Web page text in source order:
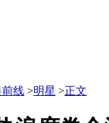
线 >明星 >正文